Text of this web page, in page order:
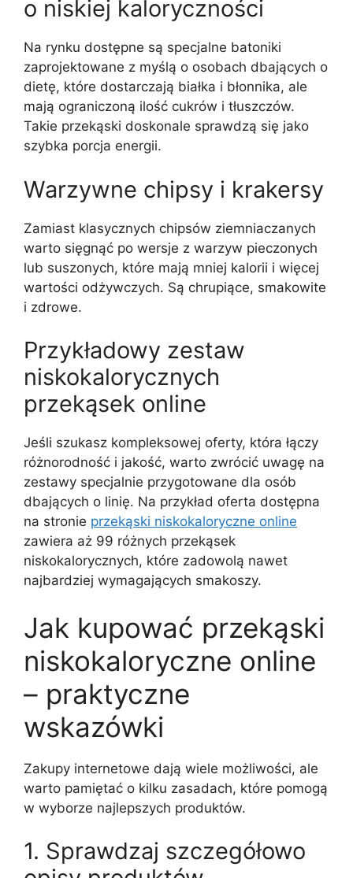
o niskiej kaloryczności
Na rynku dostępne są specjalne batoniki
zaprojektowane z myślą o osobach dbających o
dietę, które dostarczają białka i błonnika, ale
mają ograniczoną ilość cukrów i tłuszczów.
Takie przekąski doskonale sprawdzą się jako
szybka porcja energii.
Warzywne chipsy i krakersy
Zamiast klasycznych chipsów ziemniaczanych
warto sięgnąć po wersje z warzyw pieczonych
lub suszonych, które mają mniej kalorii i więcej
wartości odżywczych. Są chrupiące, smakowite
i zdrowe.
Przykładowy zestaw
niskokalorycznych
przekąsek online
Jeśli szukasz kompleksowej oferty, która łączy
różnorodność i jakość, warto zwrócić uwagę na
zestawy specjalnie przygotowane dla osób
dbających o linię. Na przykład oferta dostępna
na stronie przekąski niskokaloryczne online
zawiera aż 99 różnych przekąsek
niskokalorycznych, które zadowolą nawet
najbardziej wymagających smakoszy.
Jak kupować przekąski
niskokaloryczne online
– praktyczne
wskazówki
Zakupy internetowe dają wiele możliwości, ale
warto pamiętać o kilku zasadach, które pomogą
w wyborze najlepszych produktów.
1. Sprawdzaj szczegółowo